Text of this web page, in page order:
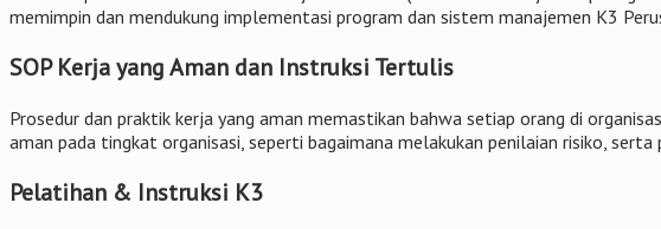
memimpin dan mendukung implementasi program dan sistem manajemen K3
SOP Kerja yang Aman dan Instruksi Tertulis
Prosedur dan praktik kerja yang aman memastikan bahwa setiap orang di
aman pada tingkat organisasi, seperti bagaimana melakukan penilaian risiko,
Pelatihan & Instruksi K3